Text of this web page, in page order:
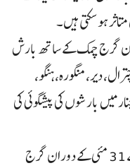
ہو سکتی ہیں۔
سے 31 مئی کے دوران گرج چمک کے ساتھ بارش
دیر، منگورہ، ہنگو،
میں بارشوں کی پیشگوئی کی
گلگت بلتستان اور آزاد کشمیر میں بھی 26 سے 31 مئی کے دوران گرج